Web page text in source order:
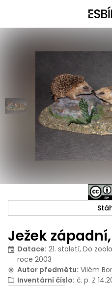
Ježek
Datace: 21. století, Do
roce 2003
Autor předmětu: Vilém
Inventární číslo: č. p. Z